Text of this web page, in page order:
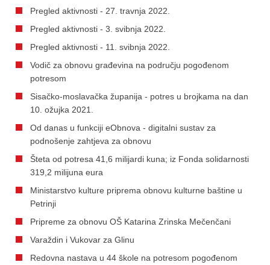
Pregled aktivnosti - 27. travnja 2022.
Pregled aktivnosti - 3. svibnja 2022.
Pregled aktivnosti - 11. svibnja 2022.
Vodič za obnovu građevina na području pogođenom
potresom
Sisačko-moslavačka županija - potres u brojkama na dan
10. ožujka 2021.
Od danas u funkciji eObnova - digitalni sustav za
podnošenje zahtjeva za obnovu
Šteta od potresa 41,6 milijardi kuna; iz Fonda solidarnosti
319,2 milijuna eura
Ministarstvo kulture priprema obnovu kulturne baštine u
Petrinji
Pripreme za obnovu OŠ Katarina Zrinska Mečenčani
Varaždin i Vukovar za Glinu
Redovna nastava u 44 škole na potresom pogođenom